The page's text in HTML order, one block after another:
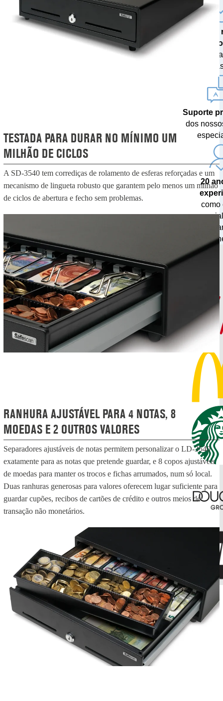
TESTADA PARA DURAR NO MÍNIMO UM
MILHÃO DE CICLOS
A SD-3540 tem corrediças de rolamento de esferas reforçadas e um
mecanismo de lingueta robusto que garantem pelo menos um milhão
de ciclos de abertura e fecho sem problemas.
RANHURA AJUSTÁVEL PARA 4 NOTAS, 8
MOEDAS E 2 OUTROS VALORES
Separadores ajustáveis de notas permitem personalizar o LD-3540
exatamente para as notas que pretende guardar, e 8 copos ajustáveis
de moedas para manter os trocos e fichas arrumados, num só local.
Duas ranhuras generosas para valores oferecem lugar suficiente para
guardar cupões, recibos de cartões de crédito e outros meios de
transação não monetários.
A
com
Suporte
dos
20
como